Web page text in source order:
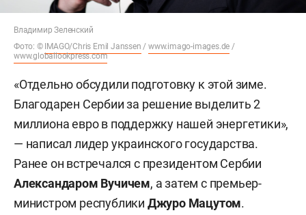
Владимир Зеленский
Фото: © IMAGO/Chris Emil Janssen /www.imago-images.de /
www.globallookpress.com
«Отдельно обсудили подготовку к этой зиме.
Благодарен Сербии за решение выделить 2
миллиона евро в поддержку нашей энергетики»,
— написал лидер украинского государства.
Ранее он встречался с президентом Сербии
Александаром Вучичем, а затем с премьер-
министром республики Джуро Мацутом.